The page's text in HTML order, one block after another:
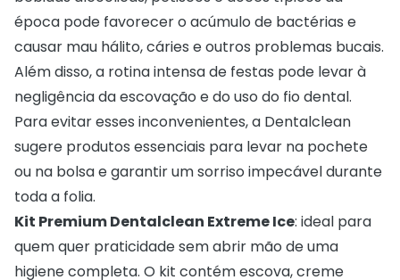
época pode favorecer o acúmulo de bactérias e
causar mau hálito, cáries e outros problemas bucais.
Além disso, a rotina intensa de festas pode levar à
negligência da escovação e do uso do fio dental.
Para evitar esses inconvenientes, a Dentalclean
sugere produtos essenciais para levar na pochete
ou na bolsa e garantir um sorriso impecável durante
toda a folia.
Kit Premium Dentalclean Extreme Ice: ideal para
quem quer praticidade sem abrir mão de uma
higiene completa. O kit contém escova, creme